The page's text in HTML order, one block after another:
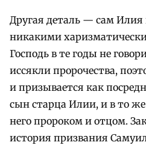
Другая деталь — сам Илия
никакими
Господь в те годы не
иссякли пророчества,
и призывается как
сын старца Илии, и в то
него пророком и отцом.
история призвания